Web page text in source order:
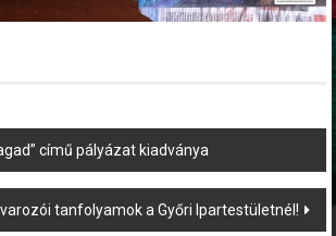
című pályázat kiadványa
tanfolyamok a Győri Ipartestületnél!